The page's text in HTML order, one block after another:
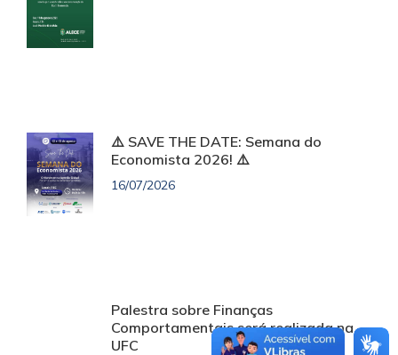
⚠️ SAVE THE DATE: Semana do
Economista 2026! ⚠️
16/07/2026
Palestra sobre Finanças
Comportamentais será realizada na
UFC